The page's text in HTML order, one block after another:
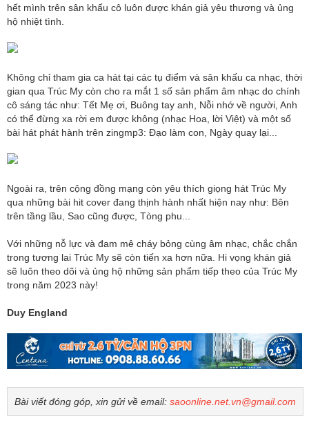
hết mình trên sân khấu cô luôn được khán giả yêu thương và ủng
hộ nhiệt tình.
Không chỉ tham gia ca hát tại các tụ điểm và sân khấu ca nhạc, thời
gian qua Trúc My còn cho ra mắt 1 số sản phẩm âm nhạc do chính
cô sáng tác như: Tết Mẹ ơi, Buông tay anh, Nỗi nhớ về người, Anh
có thể đừng xa rời em được không (nhạc Hoa, lời Việt) và một số
bài hát phát hành trên zingmp3: Đạo làm con, Ngày quay lại...
Ngoài ra, trên cộng đồng mạng còn yêu thích giọng hát Trúc My
qua những bài hit cover đang thịnh hành nhất hiện nay như: Bên
trên tầng lầu, Sao cũng được, Tòng phu...
Với những nỗ lực và đam mê cháy bỏng cùng âm nhạc, chắc chắn
trong tương lai Trúc My sẽ còn tiến xa hơn nữa. Hi vọng khán giả
sẽ luôn theo dõi và ủng hộ những sản phẩm tiếp theo của Trúc My
trong năm 2023 này!
Duy England
Bài viết đóng góp, xin gửi về email: saoonline.net.vn@gmail.com